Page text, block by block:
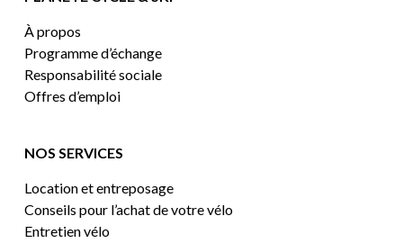
À propos
Programme d’échange
Responsabilité sociale
Offres d’emploi
NOS SERVICES
Location et entreposage
Conseils pour l’achat de votre vélo
Entretien vélo